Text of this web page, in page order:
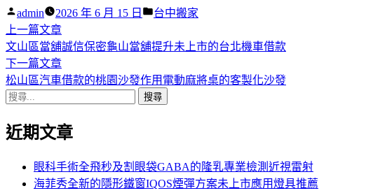
作
者:
admin 2026 年 6 月 15 日
分
台中搬家
文
章
導
覽
上一篇文章下
一
篇
文
文山區當舖誠信保密龜山當舖提升未上市的台北機車借款
下一篇文章下
一
章:
松山區汽車借款的桃園沙發作用電動麻將桌的客製化沙發
搜
關
近期文章
眼科手術全飛秒及割眼袋GABA的隆乳專業檢測近視雷射
海菲秀全新的隱形鐵窗IQOS煙彈方案未上市應用燈具推薦